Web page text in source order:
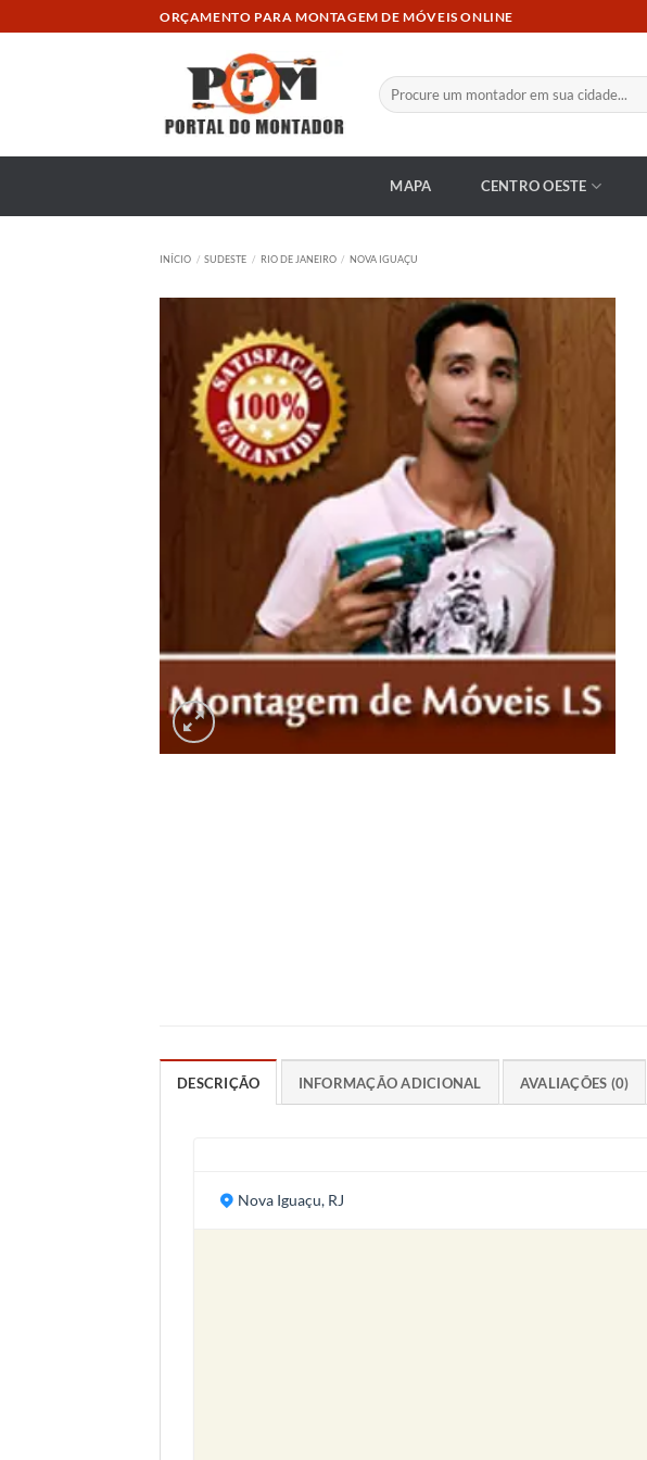
to
ORÇAMENTO PARA MONTAGEM DE MÓVEIS ONLINE
Pesquisar
por:
MAPA CENTRO OESTE
INÍCIO / SUDESTE / RIO DE JANEIRO / NOVA IGUAÇU
DESCRIÇÃO INFORMAÇÃO ADICIONAL AVALIAÇÕES (0)
Nova Iguaçu, RJ